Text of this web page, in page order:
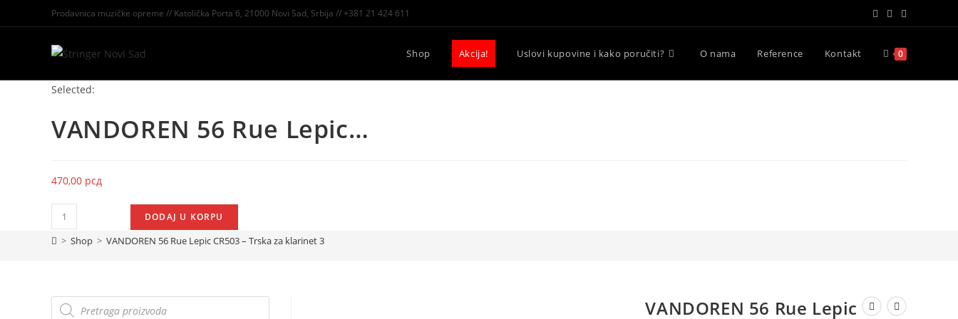
Prodavnica muzičke opreme // Katolička Porta 6, 21000 Novi Sad, Srbija // +381 21 424 611
Shop Akcija! Uslovi kupovine i kako poručiti? O nama Reference Kontakt 0
Selected:
VANDOREN 56 Rue Lepic…
470,00 рсд
DODAJ U KORPU
> Shop > VANDOREN 56 Rue Lepic CR503 – Trska za klarinet 3
VANDOREN 56 Rue Lepic